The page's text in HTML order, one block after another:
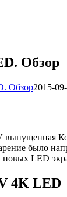
Обзор
Обзор2015-
было
новых LED
4K LED